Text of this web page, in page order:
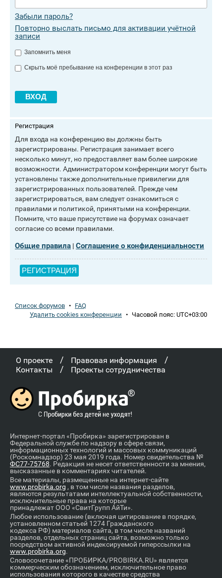
Забыли пароль?
Повторно выслать письмо для активации учётной
записи
Запомнить меня
Скрыть моё пребывание на конференции в этот раз
Регистрация
Для входа на конференцию вы должны быть
зарегистрированы. Регистрация занимает всего
несколько минут, но предоставляет вам более широкие
возможности. Администратором конференции могут быть
установлены также дополнительные привилегии для
зарегистрированных пользователей. Прежде чем
зарегистрироваться, вам следует ознакомиться с
правилами и политикой, принятыми на конференции.
Помните, что ваше присутствие на форумах означает
согласие со всеми правилами.
Общие правила | Соглашение о конфиденциальности
РЕГИСТРАЦИЯ
Список форумов • FAQ
Удалить cookies конференции • Часовой пояс: UTC+03:00
О проекте / Правовая информация /
Контакты / Проекты сотрудничества
Интернет-портал «Пробирка» зарегистрирован в
Федеральной службе по надзору в сфере связи,
информационных технологий и массовых коммуникаций
(Роскомнадзор) 23 мая 2019 года. Номер свидетельства №
ФС77-75768. Редакция не несет ответственности за мнения,
высказанные в комментариях читателей.
Все материалы, размещенные на интернет-сайте
www.probirka.org , в том числе названия разделов,
являются результатами интеллектуальной собственности,
исключительные права на которые
принадлежат ООО «СвитГрупп АйТи».
Любое использование (включая цитирование в порядке,
установленном статьей 1274 Гражданского
кодекса РФ) материалов сайта, в том числе названий
разделов, отдельных страниц сайта, возможно только
посредством активной индексируемой гиперссылки на
www.probirka.org.
Словосочетание «ПРОБИРКА/PROBIRKA.RU» является
коммерческим обозначением, исключительное право
использования которого в качестве средства